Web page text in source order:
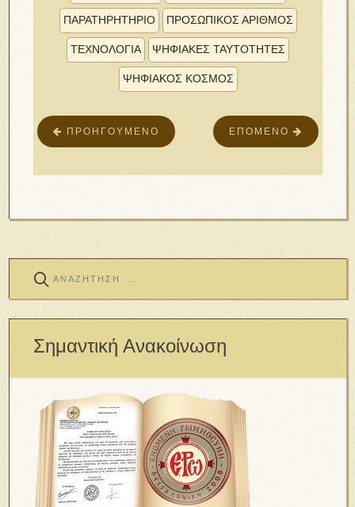
ΠΑΡΑΤΗΡΗΤΗΡΙΟ ΠΡΟΣΩΠΙΚΌΣ ΑΡΙΘΜΌΣ
ΤΕΧΝΟΛΟΓΙΑ ΨΗΦΙΑΚΕΣ ΤΑΥΤΟΤΗΤΕΣ
ΨΗΦΙΑΚΟΣ ΚΟΣΜΟΣ
ΕΠΌΜΕΝΟ
ΠΡΟΗΓΟΎΜΕΝΟ
Σημαντική Ανακοίνωση